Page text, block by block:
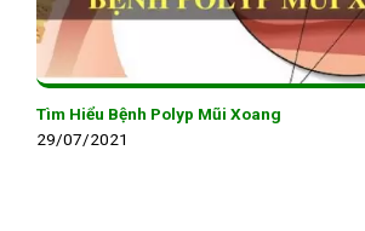
Tìm Hiểu Bệnh Polyp Mũi Xoang
29/07/2021